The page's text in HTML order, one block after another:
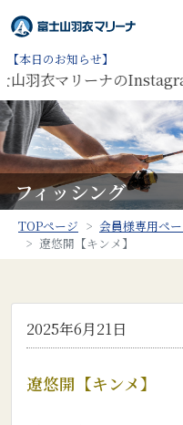
【本日のお知らせ】
羽衣マリーナの
フィッシング
TOPページ 会員様専用ペ
遼悠開【キンメ】
2025年6月21日
遼悠開【キンメ】